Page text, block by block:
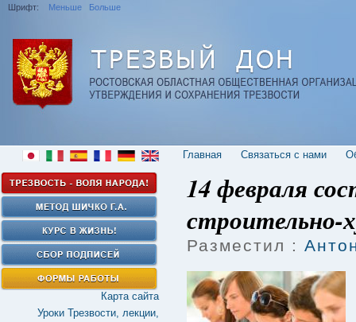
Шрифт: Меньше Больше
Главная Cвязаться с нами
14 февраля
строительно-
Разместил :
Карта сайта
Уроки Трезвости, лекции,